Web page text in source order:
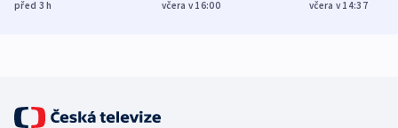
různých zemí
před 3h
dohodu o
včera v 16:00
Bojovali na
včera v 14:37